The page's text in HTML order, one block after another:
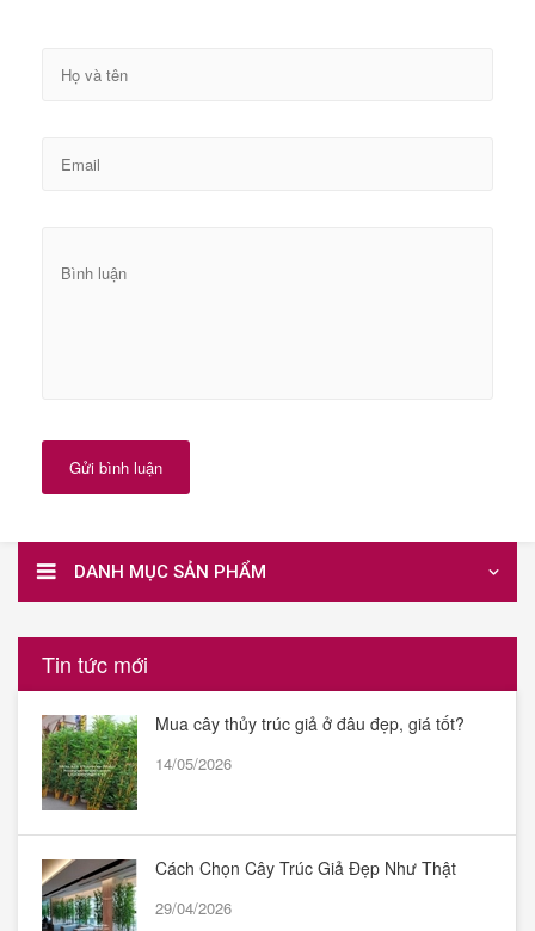
Gửi bình luận
DANH MỤC SẢN PHẨM
Tin tức mới
Mua cây thủy trúc giả ở đâu đẹp, giá tốt?
14/05/2026
Cách Chọn Cây Trúc Giả Đẹp Như Thật
29/04/2026